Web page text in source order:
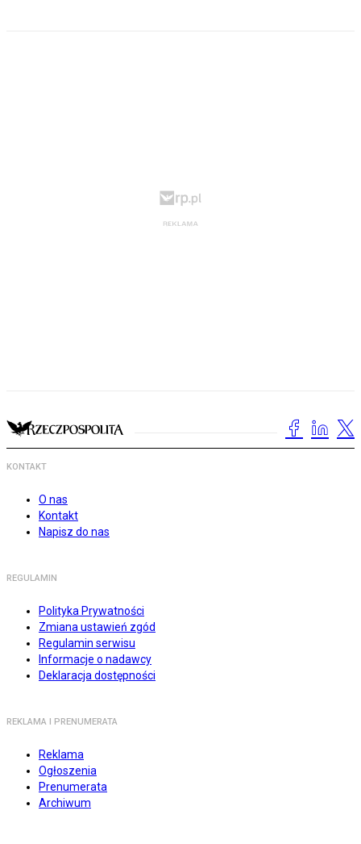
KONTAKT
O nas
Kontakt
Napisz do nas
REGULAMIN
Polityka Prywatności
Zmiana ustawień zgód
Regulamin serwisu
Informacje o nadawcy
Deklaracja dostępności
REKLAMA I PRENUMERATA
Reklama
Ogłoszenia
Prenumerata
Archiwum